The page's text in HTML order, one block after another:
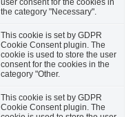
the category "Necessary".
This cookie is set by GDPR
Cookie Consent plugin. The
cookie is used to store the user
consent for the cookies in the
category "Other.
This cookie is set by GDPR
Cookie Consent plugin. The